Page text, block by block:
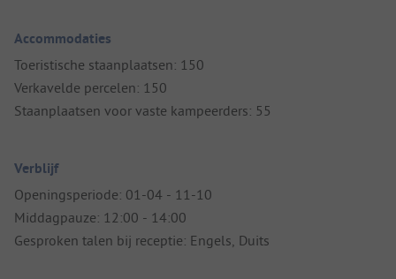
Accommodaties
Toeristische staanplaatsen: 150
Verkavelde percelen: 150
Staanplaatsen voor vaste kampeerders: 55
Verblijf
Openingsperiode: 01-04 - 11-10
Middagpauze: 12:00 - 14:00
Gesproken talen bij receptie: Engels, Duits